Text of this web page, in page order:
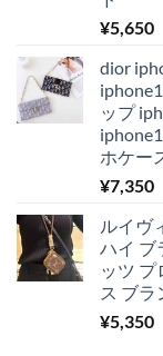
¥5,650
dior
ップ
ホケー
¥7,350
ルイヴ
ハイ ブ
ッツ プ
ス ブラ
¥5,350